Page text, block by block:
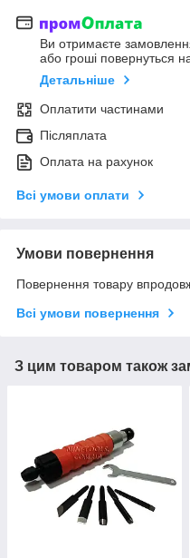
Ви отримаєте
або гроші повернуться
Детальніше
Оплатити частинами
Післяплата
Оплата на рахунок
Всі умови оплати
Умови повернення
Повернення товару
Всі умови повернення
З цим товаром також